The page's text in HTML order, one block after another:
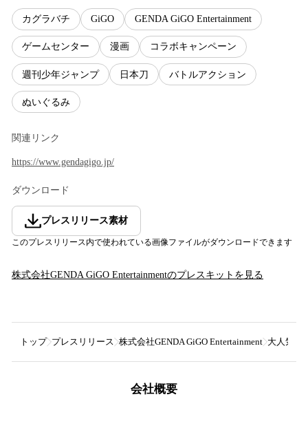
カグラバチ GiGO GENDA GiGO Entertainment
ゲームセンター 漫画 コラボキャンペーン
週刊少年ジャンプ 日本刀 バトルアクション
ぬいぐるみ
関連リンク
https://www.gendagigo.jp/
ダウンロード
プレスリリース素材
このプレスリリース内で使われている画像ファイルがダウンロードできます
株式会社GENDA GiGO Entertainmentのプレスキットを見る
トップ プレスリリース 株式会社GENDA GiGO Entertainment 大人気の
会社概要